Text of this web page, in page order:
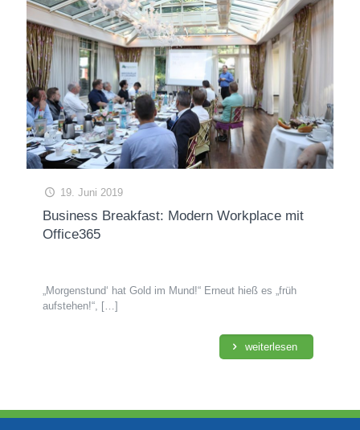
19. Juni 2019
Business Breakfast: Modern Workplace mit
Office365
„Morgenstund‘ hat Gold im Mund!“ Erneut hieß es „früh
aufstehen!“,
[…]
weiterlesen